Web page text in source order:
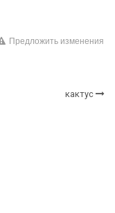
Предложить изменения
кактус